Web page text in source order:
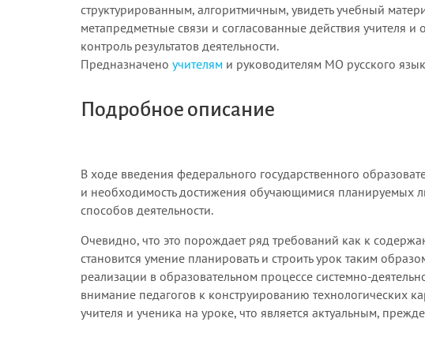
структурированным, алгоритмичным, увидеть учебный
метапредметные связи и согласованные действия учителя
контроль результатов деятельности.
Предназначено учителям и руководителям МО русского
Подробное описание
В ходе введения федерального государственного
и необходимость достижения обучающимися планируемых
способов деятельности.
Очевидно, что это порождает ряд требований как к
становится умение планировать и строить урок таким
реализации в образовательном процессе системно-
внимание педагогов к конструированию технологических
учителя и ученика на уроке, что является актуальным,